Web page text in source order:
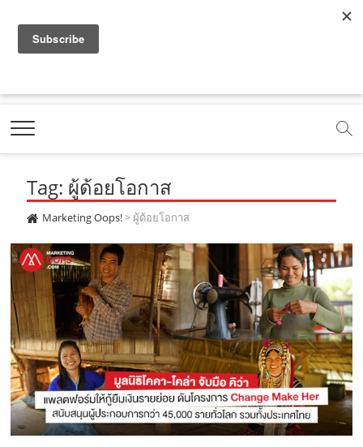
a
e
b
o
o
k
.
c
o
m
o
t
b
e
.
c
o
m
.
o
e
m
e
t
g
r
a
m
.
c
o
m
t
k
.
c
o
m
Marketing Oops!
DIGITAL | CREATIVE | ADVERTISING | CAMPAIGN |
Tag: ผู้ด้อยโอกาส
Marketing Oops!> ผู้ด้อยโอกาส